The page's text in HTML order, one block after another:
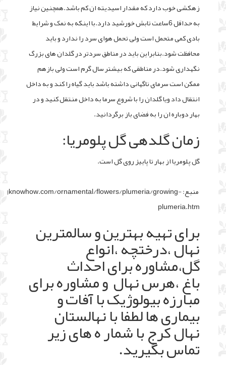
زهکشی خوب دارد که مقدار اسیدیته ان کم باشد.همچنین نیاز
به حداقل 6ساعت تابش خورشید دارد.با اینکه به نمک و شرایط
بادی کمی متحمل است ولی تحمل هوای سرد را ندارد و باید
محافظت شود.بنابراین باید در مناطق سردتر در گلدان های بزرگ
نگهداری شود.در مناطقی که بیشتر سال گرم است ولی بازهم
ممکن است سرمای ناگهانی داشته باشد باید گیاه را کند و به داخل
انتقال داد ویا گلدان را با شروع سرما به داخل منتقل کنید و در
بهار دوباره ان را به فضای باز برگردانید.
زمان گلدهی گل پلومریا:
گل پلومریا از بهار تا پاییز روی گل است.
منبع:ornamental/flowers/plumeria/growing-
plumeria.htm
برای تهیه بهترین و سالمترین
نهال ،درختچه ،انواع
گل،مشاوره برای احداث
باغ ،هرس نهال و مشاوره برای
مبارزه بیولوژیک با آفات و
بیماری ها لطفا با نهالستان
نهال کرج با شمار ه های زیر
تماس بگیرید.